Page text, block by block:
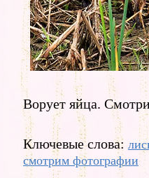
Ворует яйца.
Ключевые слова:
смотрим фотографии